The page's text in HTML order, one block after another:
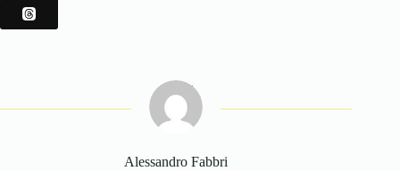
Alessandro Fabbri